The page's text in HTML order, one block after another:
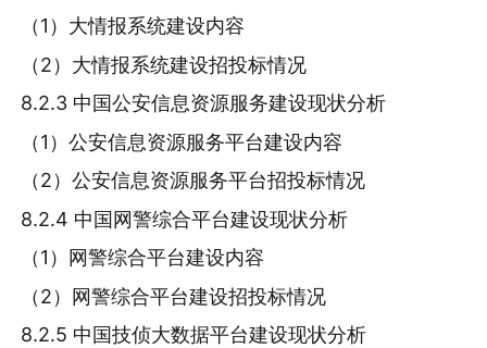
（1）大情报系统建设内容
（2）大情报系统建设招投标情况
8.2.3 中国公安信息资源服务建设现状分析
（1）公安信息资源服务平台建设内容
（2）公安信息资源服务平台招投标情况
8.2.4 中国网警综合平台建设现状分析
（1）网警综合平台建设内容
（2）网警综合平台建设招投标情况
8.2.5 中国技侦大数据平台建设现状分析